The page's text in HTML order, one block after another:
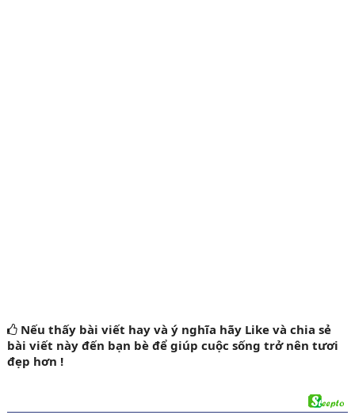
Nếu thấy bài viết hay và ý nghĩa hãy Like và chia sẻ
bài viết này đến bạn bè để giúp cuộc sống trở nên tươi
đẹp hơn !